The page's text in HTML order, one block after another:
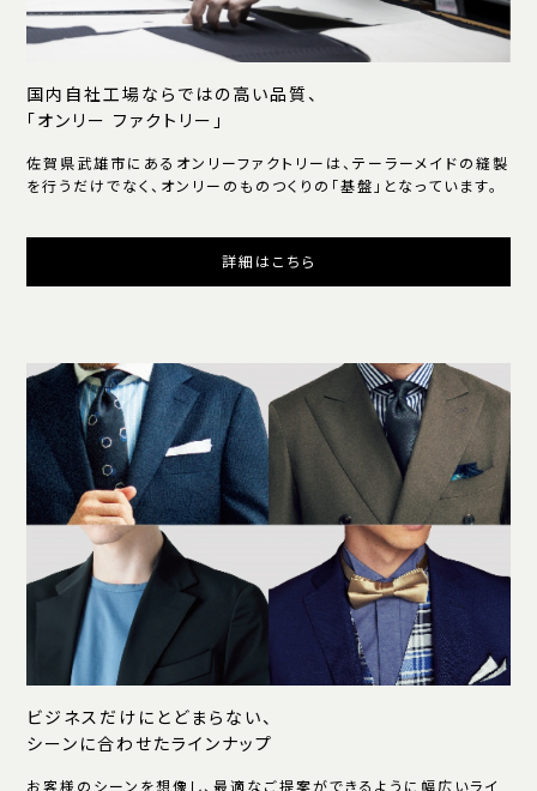
国内自社工場ならではの高い品質、
「オンリー ファクトリー」
佐賀県武雄市にあるオンリーファクトリーは、テーラーメイドの縫製
を行うだけでなく、オンリーのものつくりの「基盤」となっています。
詳細はこちら
ビジネスだけにとどまらない、
シーンに合わせたラインナップ